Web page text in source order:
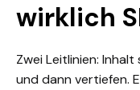
wirklich
Zwei Leitlinien:
und dann vertiefen.